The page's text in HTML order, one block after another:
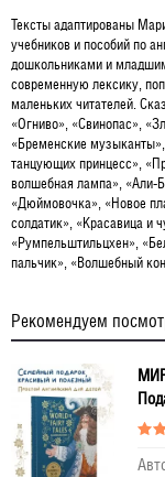
Тексты адаптированы
учебников и пособий по
дошкольниками и
современную лексику,
маленьких читателей.
«Огниво», «Свинопас»,
«Бременские
танцующих принцесс»,
волшебная лампа», «Али-
«Дюймовочка», «Новое
солдатик», «Красавица и
«Румпельштильцхен»,
пальчик», «Волшебный
Рекомендуем